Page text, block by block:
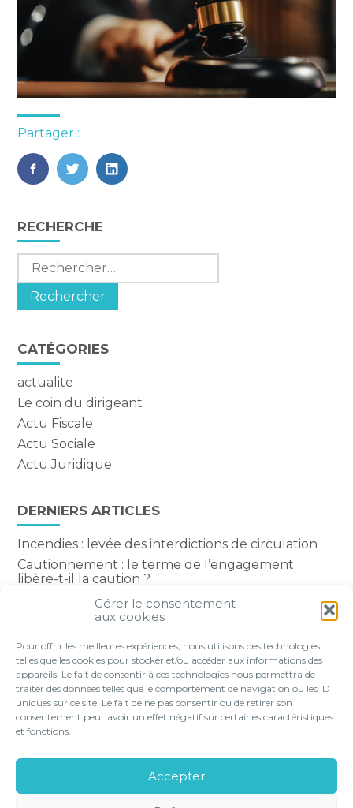
Gérer le consentement
aux cookies
Pour offrir les meilleures expériences, nous utilisons des technologies
telles que les cookies pour stocker et/ou accéder aux informations des
appareils. Le fait de consentir à ces technologies nous permettra de
traiter des données telles que le comportement de navigation ou les ID
uniques sur ce site. Le fait de ne pas consentir ou de retirer son
consentement peut avoir un effet négatif sur certaines caractéristiques
et fonctions.
Accepter
Partager :
FaceBook
TwitterLinkedIn
Blog
sidebar
RECHERCHE
Rechercher :
CATÉGORIES
actualite
Le coin du dirigeant
Actu Fiscale
Actu Sociale
Actu Juridique
DERNIERS ARTICLES
Incendies : levée des interdictions de circulation
Cautionnement : le terme de l’engagement
libère-t-il la caution ?
Transport fluvial de marchandises : une aide
financière bienvenue
comptent-elles ?
Footer
NOS SOLUTIONS EN LIGNE
LE CABINET
CONTACT